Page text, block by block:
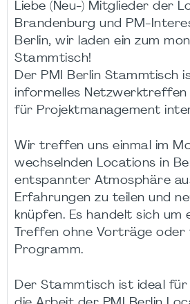
Liebe (Neu-) Mitglieder der
Brandenburg und PM-
Berlin, wir laden ein zum
Stammtisch!
Der PMI Berlin Stammtisch
informelles Netzwerktreffen
für Projektmanagement
Wir treffen uns einmal im
wechselnden Locations in
entspannter Atmosphäre
Erfahrungen zu teilen und
knüpfen. Es handelt sich um
Treffen ohne Vorträge oder
Programm.
Der Stammtisch ist ideal für